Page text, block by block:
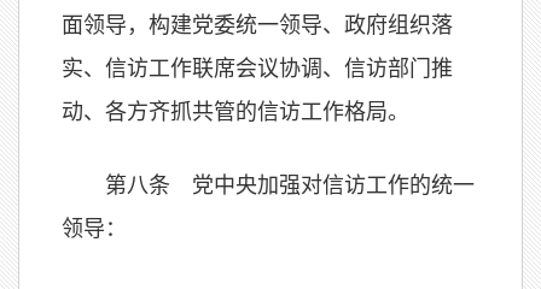
面领导，构建党委统一领导、政府组织落
实、信访工作联席会议协调、信访部门推
动、各方齐抓共管的信访工作格局。
第八条 党中央加强对信访工作的统一
领导：